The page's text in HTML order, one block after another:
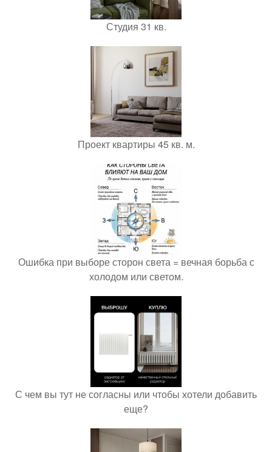
Студия 31 кв.
Проект квартиры 45 кв. м.
Ошибка при выборе сторон света = вечная борьба с
холодом или светом.
С чем вы тут не согласны или чтобы хотели добавить
еще?